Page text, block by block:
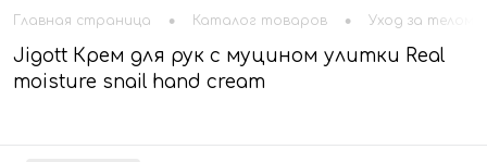
Главная страница • Каталог товаров • Уход за телом
Jigott Крем для рук с муцином улитки Real
moisture snail hand cream